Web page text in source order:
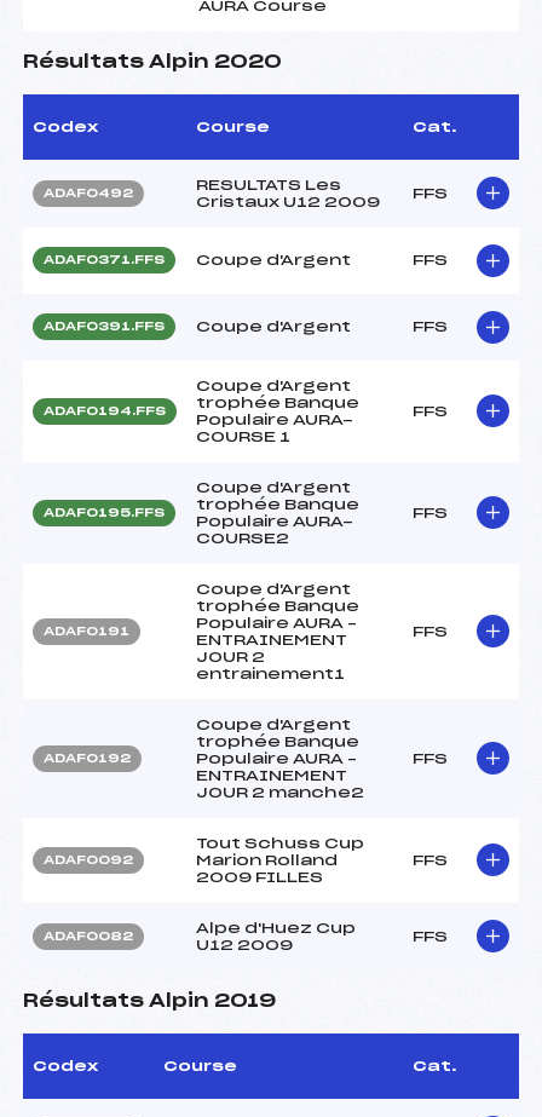
AURA Course
Résultats Alpin 2020
Codex Course Cat.
ADAF0492
RESULTATS Les
Cristaux U12 2009
FFS
ADAF0371.FFS Coupe d'Argent FFS
ADAF0391.FFS Coupe d'Argent FFS
ADAF0194.FFS
Coupe d'Argent
trophée Banque
Populaire AURA-
COURSE 1
FFS
ADAF0195.FFS
Coupe d'Argent
trophée Banque
Populaire AURA-
COURSE2
FFS
ADAF0191
Coupe d'Argent
trophée Banque
Populaire AURA –
ENTRAINEMENT
JOUR 2
entrainement1
FFS
ADAF0192
Coupe d'Argent
trophée Banque
Populaire AURA –
ENTRAINEMENT
JOUR 2 manche2
FFS
ADAF0092
Tout Schuss Cup
Marion Rolland
2009 FILLES
FFS
ADAF0082
Alpe d'Huez Cup
U12 2009
FFS
Résultats Alpin 2019
Codex Course Cat.